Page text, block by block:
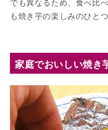
でも異なるため、食べ比
も焼き芋の楽しみのひとつ
家庭でおいしい焼き